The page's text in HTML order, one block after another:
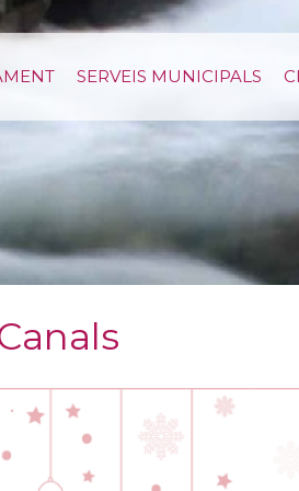
SERVEIS MUNICIPALS